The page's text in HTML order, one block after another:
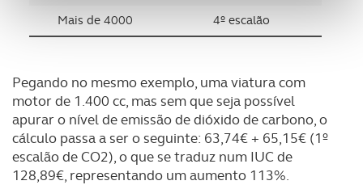
funcionalidades de redes sociais, bem como para
analisar dados de navegação no nosso website.
Adicionalmente partilhamos informação, relativa à sua
utilização do nosso site de publicidade e de análise, com
parceiros e organizações na UE e em países terceiros.
O ACP garantirá que as transferências internacionais de
dados pessoais serão realizadas apenas com o seu
Mais de 4000 4º escalão
Pegando no mesmo exemplo, uma viatura com
motor de 1.400 cc, mas sem que seja possível
apurar o nível de emissão de dióxido de carbono, o
cálculo passa a ser o seguinte: 63,74€ + 65,15€ (1º
escalão de CO2), o que se traduz num IUC de
128,89€, representando um aumento 113%.